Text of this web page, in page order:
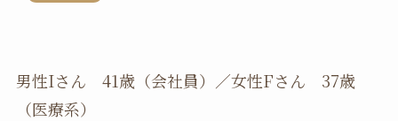
男性Iさん 41歳（会社員）／女性Fさん 37歳
（医療系）